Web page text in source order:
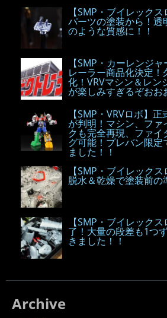
【SMP・ブイレック
パーツの塗装から！透
のような質感に！！
【SMP・カーレンジ
レーラー商品化決定
化！VRVマシン＆レン
が楽しみすぎるぞおお
【SMP・VRVロボ】
が判明！マシン、ファ
クも完全再現、ファ
グ可能！プレバン限定
ました！！
【SMP・ブイレック
脱水＆乾燥で塗装前の
【SMP・ブイレック
了！大量の段差も1つ
きました！！
Archive